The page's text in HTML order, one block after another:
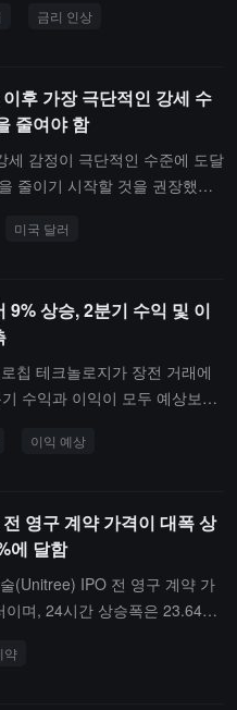
안 21% 하락했습니다.미국 7
. 시장 관계자들은 최종 데이터
달러 시장에서 극심한 변동
률은 여전히 연준이 주목하는
경제학자 Aditya Bhave는 데
, 현재 연방 기금 선물 시장은
금리 인상
후 가장 극단적인 강세 수
줄여야 함
세 감정이 극단적인 수준에 도달
줄이기 시작할 것을 권장했습
익의 채권 자금 유입 및 신용
환할 것을 권장했습니다.
미국 달러
9% 상승, 2분기 수익 및 이
칩 테크놀로지가 장전 거래에
수익과 이익이 모두 예상보다
이익 예상
영구 계약 가격이 대폭 상
에 달함
(Unitree) IPO 전 영구 계약 가
며, 24시간 상승폭은 23.64%
약